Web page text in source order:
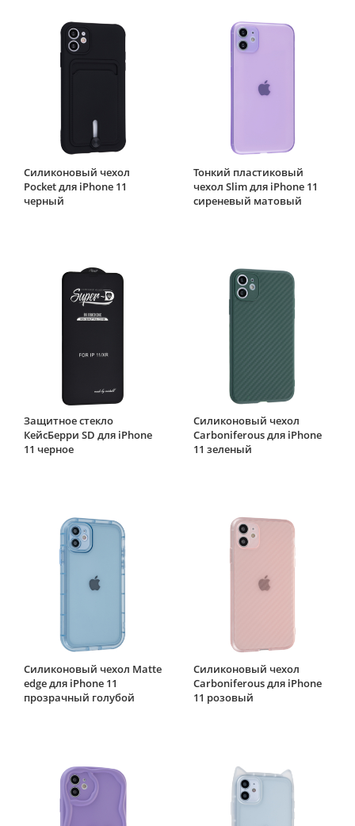
Силиконовый чехол
Pocket для iPhone 11
черный
Тонкий пластиковый
чехол Slim для iPhone 11
сиреневый матовый
Защитное стекло
КейсБерри SD для iPhone
11 черное
Силиконовый чехол
Carboniferous для iPhone
11 зеленый
Силиконовый чехол Matte
edge для iPhone 11
прозрачный голубой
Силиконовый чехол
Carboniferous для iPhone
11 розовый